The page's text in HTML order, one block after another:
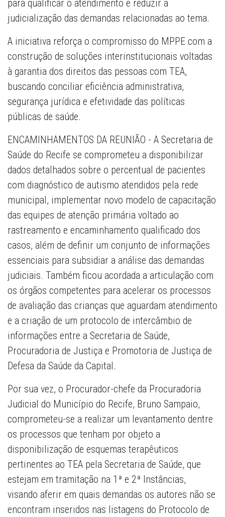
para qualificar o atendimento e reduzir a
judicialização das demandas relacionadas ao tema.
A iniciativa reforça o compromisso do MPPE com a
construção de soluções interinstitucionais voltadas
à garantia dos direitos das pessoas com TEA,
buscando conciliar eficiência administrativa,
segurança jurídica e efetividade das políticas
públicas de saúde.
ENCAMINHAMENTOS DA REUNIÃO - A Secretaria de
Saúde do Recife se comprometeu a disponibilizar
dados detalhados sobre o percentual de pacientes
com diagnóstico de autismo atendidos pela rede
municipal, implementar novo modelo de capacitação
das equipes de atenção primária voltado ao
rastreamento e encaminhamento qualificado dos
casos, além de definir um conjunto de informações
essenciais para subsidiar a análise das demandas
judiciais. Também ficou acordada a articulação com
os órgãos competentes para acelerar os processos
de avaliação das crianças que aguardam atendimento
e a criação de um protocolo de intercâmbio de
informações entre a Secretaria de Saúde,
Procuradoria de Justiça e Promotoria de Justiça de
Defesa da Saúde da Capital.
Por sua vez, o Procurador-chefe da Procuradoria
Judicial do Município do Recife, Bruno Sampaio,
comprometeu-se a realizar um levantamento dentre
os processos que tenham por objeto a
disponibilização de esquemas terapêuticos
pertinentes ao TEA pela Secretaria de Saúde, que
estejam em tramitação na 1ª e 2ª Instâncias,
visando aferir em quais demandas os autores não se
encontram inseridos nas listagens do Protocolo de